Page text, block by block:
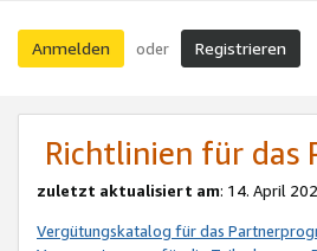
Anmelden oder Registrieren
Richtlinien für das
zuletzt aktualisiert am: 14. April
Vergütungskatalog für das